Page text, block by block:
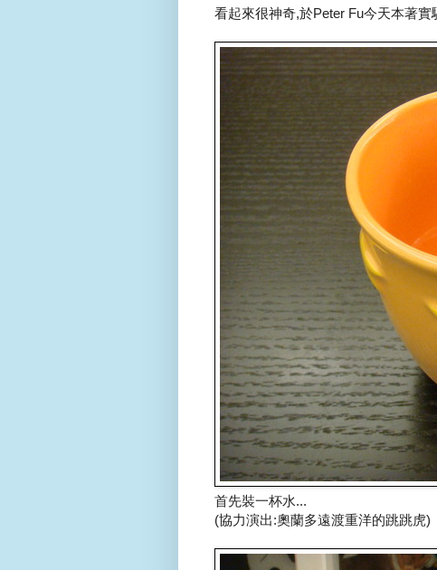
看起來很神奇,於Peter Fu今天本著
首先裝一杯水...
(協力演出:奧蘭多遠渡重洋的跳跳虎)